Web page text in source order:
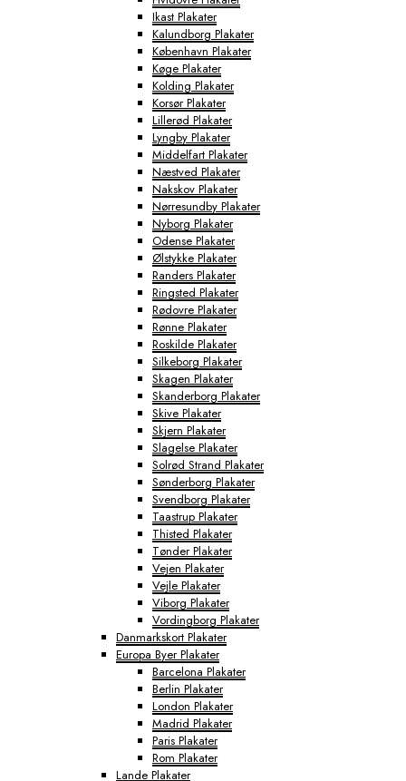
Ikast Plakater
Kalundborg Plakater
København Plakater
Køge Plakater
Kolding Plakater
Korsør Plakater
Lillerød Plakater
Lyngby Plakater
Middelfart Plakater
Næstved Plakater
Nakskov Plakater
Nørresundby Plakater
Nyborg Plakater
Odense Plakater
Ølstykke Plakater
Randers Plakater
Ringsted Plakater
Rødovre Plakater
Rønne Plakater
Roskilde Plakater
Silkeborg Plakater
Skagen Plakater
Skanderborg Plakater
Skive Plakater
Skjern Plakater
Slagelse Plakater
Solrød Strand Plakater
Sønderborg Plakater
Svendborg Plakater
Taastrup Plakater
Thisted Plakater
Tønder Plakater
Vejen Plakater
Vejle Plakater
Viborg Plakater
Vordingborg Plakater
Danmarkskort Plakater
Europa Byer Plakater
Barcelona Plakater
Berlin Plakater
London Plakater
Madrid Plakater
Paris Plakater
Rom Plakater
Lande Plakater